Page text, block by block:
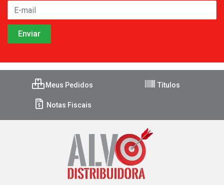
Meus Pedidos Títulos
Notas Fiscais